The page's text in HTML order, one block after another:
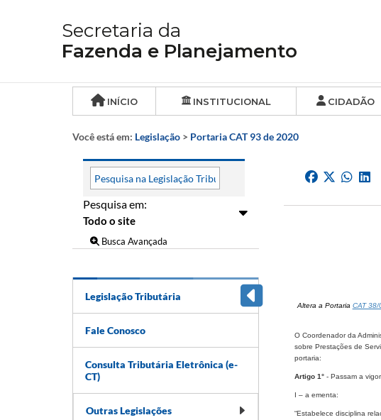
Secretaria da
Fazenda e Planejamento
INÍCIO INSTITUCIONAL CIDADÃO
Você está em: Legislação > Portaria CAT 93 de 2020
Pesquisa em:
Busca Avançada
Legislação Tributária
Fale Conosco
Consulta Tributária Eletrônica (e-
CT)
Outras Legislações
Altera a Portaria CAT 38/
O Coordenador da
sobre Prestações de
portaria:
Artigo 1°- Passam a
I – a ementa:
“Estabelece disciplina